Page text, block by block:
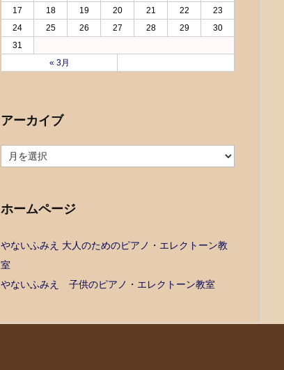
17
18 19 20 21 22
23
24
25 26 27 28 29
30
31
« 3月
アーカイブ
ー
ブ
ホームページ
やないふみえ 大人のためのピアノ・エレクトーン教
室
やないふみえ 子供のピアノ・エレクトーン教室